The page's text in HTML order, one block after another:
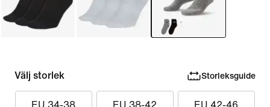
Välj storlek Storleksguide
EU 34-38 EU 38-42 EU 42-46